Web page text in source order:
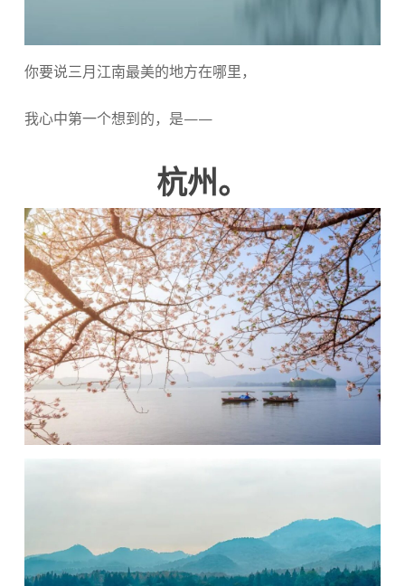
你要说三月江南最美的地方在哪里，
我心中第一个想到的，是——
杭州。